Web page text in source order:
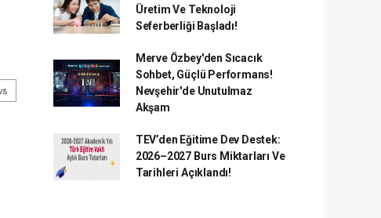
Üretim Ve Teknoloji
Seferberliği Başladı!
Merve Özbey'den Sıcacık
Sohbet, Güçlü Performans!
Nevşehir'de Unutulmaz
Akşam
TEV’den Eğitime Dev Destek:
2026–2027 Burs Miktarları Ve
Tarihleri Açıklandı!